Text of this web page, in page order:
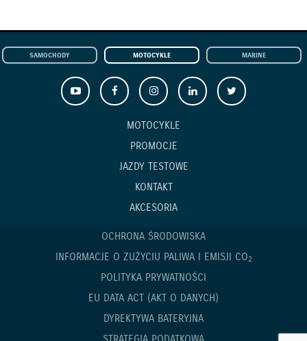
SAMOCHODY MOTOCYKLE MARINE
MOTOCYKLE
PROMOCJE
JAZDY TESTOWE
KONTAKT
AKCESORIA
OCHRONA ŚRODOWISKA
INFORMACJE O ZUŻYCIU PALIWA I EMISJI CO2
POLITYKA PRYWATNOŚCI
EU DATA ACT (AKT O DANYCH)
DYREKTYWA BATERYJNA